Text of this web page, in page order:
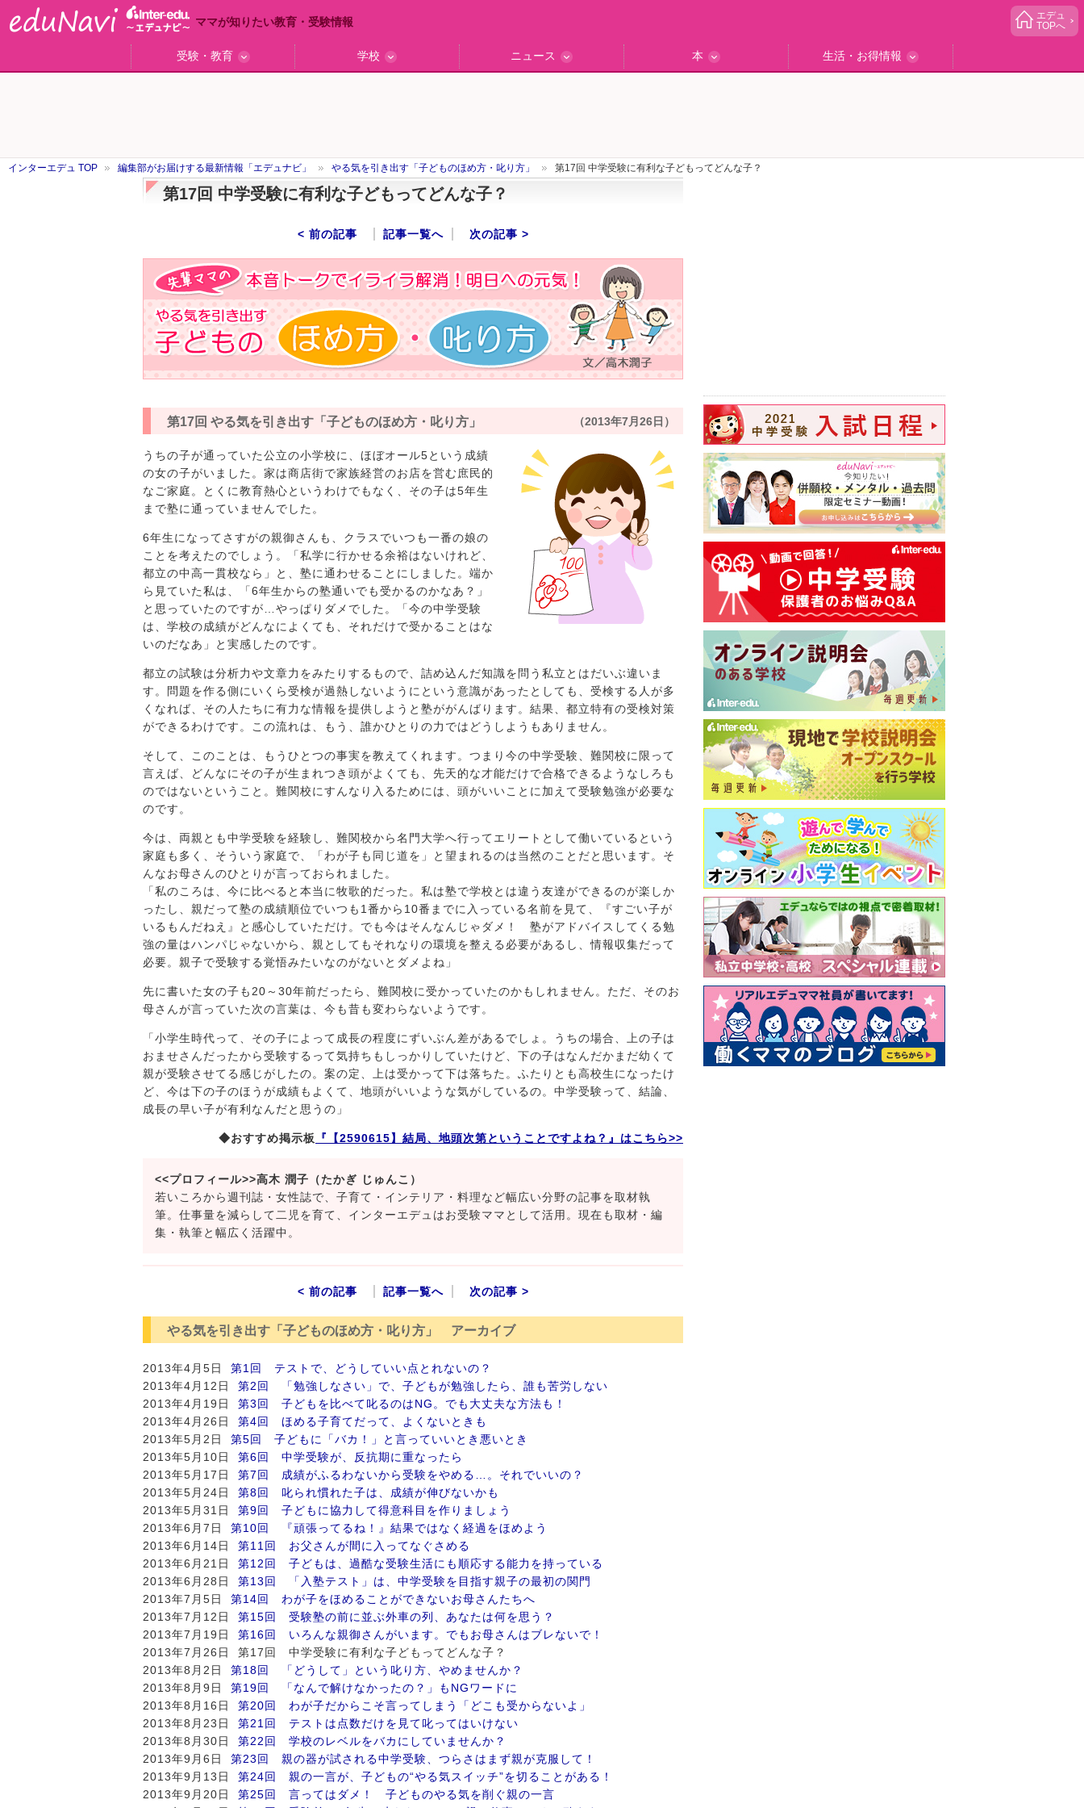
ママが知りたい教育・受験情報
エデュ
TOPへ
受験・教育
学校
ニュース
本
生活・お得情報
インターエデュ TOP 編集部がお届けする最新情報「エデュナビ」 やる気を引き出す「子どものほめ方・叱り方」 第17回 中学受験に有利な子どもってどんな子？
第17回 中学受験に有利な子どもってどんな子？
< 前の記事 記事一覧へ 次の記事 >
第17回 やる気を引き出す「子どものほめ方・叱り方」 （2013年7月26日）
うちの子が通っていた公立の小学校に、ほぼオール5という成績
の女の子がいました。家は商店街で家族経営のお店を営む庶民的
なご家庭。とくに教育熱心というわけでもなく、その子は5年生
まで塾に通っていませんでした。
6年生になってさすがの親御さんも、クラスでいつも一番の娘の
ことを考えたのでしょう。「私学に行かせる余裕はないけれど、
都立の中高一貫校なら」と、塾に通わせることにしました。端か
ら見ていた私は、「6年生からの塾通いでも受かるのかなあ？」
と思っていたのですが…やっぱりダメでした。「今の中学受験
は、学校の成績がどんなによくても、それだけで受かることはな
いのだなあ」と実感したのです。
都立の試験は分析力や文章力をみたりするもので、詰め込んだ知識を問う私立とはだいぶ違いま
す。問題を作る側にいくら受検が過熱しないようにという意識があったとしても、受検する人が多
くなれば、その人たちに有力な情報を提供しようと塾ががんばります。結果、都立特有の受検対策
ができるわけです。この流れは、もう、誰かひとりの力ではどうしようもありません。
そして、このことは、もうひとつの事実を教えてくれます。つまり今の中学受験、難関校に限って
言えば、どんなにその子が生まれつき頭がよくても、先天的な才能だけで合格できるようなしろも
のではないということ。難関校にすんなり入るためには、頭がいいことに加えて受験勉強が必要な
のです。
今は、両親とも中学受験を経験し、難関校から名門大学へ行ってエリートとして働いているという
家庭も多く、そういう家庭で、「わが子も同じ道を」と望まれるのは当然のことだと思います。そ
んなお母さんのひとりが言っておられました。
「私のころは、今に比べると本当に牧歌的だった。私は塾で学校とは違う友達ができるのが楽しか
ったし、親だって塾の成績順位でいつも1番から10番までに入っている名前を見て、『すごい子が
いるもんだねえ』と感心していただけ。でも今はそんなんじゃダメ！ 塾がアドバイスしてくる勉
強の量はハンパじゃないから、親としてもそれなりの環境を整える必要があるし、情報収集だって
必要。親子で受験する覚悟みたいなのがないとダメよね」
先に書いた女の子も20～30年前だったら、難関校に受かっていたのかもしれません。ただ、そのお
母さんが言っていた次の言葉は、今も昔も変わらないようです。
「小学生時代って、その子によって成長の程度にずいぶん差があるでしょ。うちの場合、上の子は
おませさんだったから受験するって気持ちもしっかりしていたけど、下の子はなんだかまだ幼くて
親が受験させてる感じがしたの。案の定、上は受かって下は落ちた。ふたりとも高校生になったけ
ど、今は下の子のほうが成績もよくて、地頭がいいような気がしているの。中学受験って、結論、
成長の早い子が有利なんだと思うの」
◆おすすめ掲示板 『【2590615】結局、地頭次第ということですよね？』はこちら>>
<<プロフィール>>高木 潤子（たかぎ じゅんこ）
若いころから週刊誌・女性誌で、子育て・インテリア・料理など幅広い分野の記事を取材執
筆。仕事量を減らして二児を育て、インターエデュはお受験ママとして活用。現在も取材・編
集・執筆と幅広く活躍中。
< 前の記事 記事一覧へ 次の記事 >
やる気を引き出す「子どものほめ方・叱り方」 アーカイブ
2013年4月5日 第1回 テストで、どうしていい点とれないの？
2013年4月12日 第2回 「勉強しなさい」で、子どもが勉強したら、誰も苦労しない
2013年4月19日 第3回 子どもを比べて叱るのはNG。でも大丈夫な方法も！
2013年4月26日 第4回 ほめる子育てだって、よくないときも
2013年5月2日 第5回 子どもに「バカ！」と言っていいとき悪いとき
2013年5月10日 第6回 中学受験が、反抗期に重なったら
2013年5月17日 第7回 成績がふるわないから受験をやめる…。それでいいの？
2013年5月24日 第8回 叱られ慣れた子は、成績が伸びないかも
2013年5月31日 第9回 子どもに協力して得意科目を作りましょう
2013年6月7日 第10回 『頑張ってるね！』結果ではなく経過をほめよう
2013年6月14日 第11回 お父さんが間に入ってなぐさめる
2013年6月21日 第12回 子どもは、過酷な受験生活にも順応する能力を持っている
2013年6月28日 第13回 「入塾テスト」は、中学受験を目指す親子の最初の関門
2013年7月5日 第14回 わが子をほめることができないお母さんたちへ
2013年7月12日 第15回 受験塾の前に並ぶ外車の列、あなたは何を思う？
2013年7月19日 第16回 いろんな親御さんがいます。でもお母さんはブレないで！
2013年7月26日 第17回 中学受験に有利な子どもってどんな子？
2013年8月2日 第18回 「どうして」という叱り方、やめませんか？
2013年8月9日 第19回 「なんで解けなかったの？」もNGワードに
2013年8月16日 第20回 わが子だからこそ言ってしまう「どこも受からないよ」
2013年8月23日 第21回 テストは点数だけを見て叱ってはいけない
2013年8月30日 第22回 学校のレベルをバカにしていませんか？
2013年9月6日 第23回 親の器が試される中学受験、つらさはまず親が克服して！
2013年9月13日 第24回 親の一言が、子どもの“やる気スイッチ”を切ることがある！
2013年9月20日 第25回 言ってはダメ！ 子どものやる気を削ぐ親の一言